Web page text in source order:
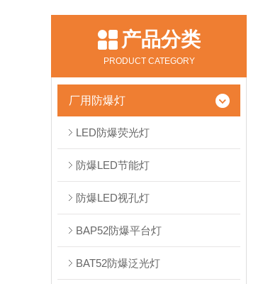
产品分类
PRODUCT CATEGORY
厂用防爆灯
LED防爆荧光灯
防爆LED节能灯
防爆LED视孔灯
BAP52防爆平台灯
BAT52防爆泛光灯